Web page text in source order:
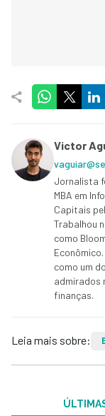
Victor
Jornalista
MBA em
Capitais
Trabalhou
como
como um
admirados
finanças.
Leia mais sobre: